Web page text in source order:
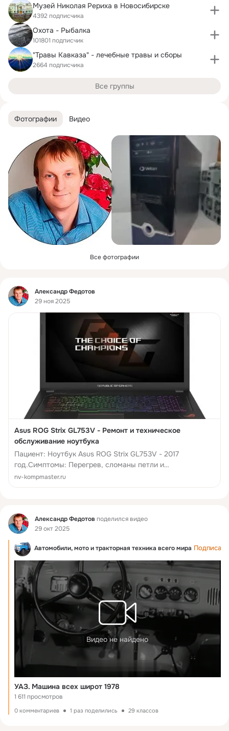
Фотографии Видео
Все фотографии
Фид
Александр Федотов
29 ноя 2025
Asus ROG Strix GL753V - Ремонт и техническое
обслуживание ноутбука
Пациент: Ноутбук Asus ROG Strix GL753V - 2017
год.Симптомы: Перегрев, сломаны петли и
крепления.Уровень сложности: Сложный.Сегодня на
nv-kompmaster.ru
Фид Александр Федотов поделился видео
29 окт 2025
Автомобили, мото и тракторная техника всего мира
Видео не найдено
УАЗ. Машина всех широт 1978
1 611 просмотров
0 комментариев 1 раз поделились 29 классов
Музей Николая Рериха в Новосибирске
4392 подписчика
Охота - Рыбалка
101801 подписчик
"Травы Кавказа" - лечебные травы и сборы
2664 подписчика
Все группы